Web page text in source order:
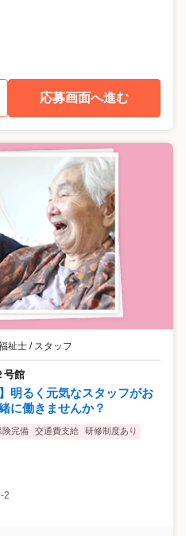
応募画面へ進む
祉士 / スタッフ
号館
明るく元気なスタッフがお
に働きませんか？
険完備 交通費支給
研修制度あり
2